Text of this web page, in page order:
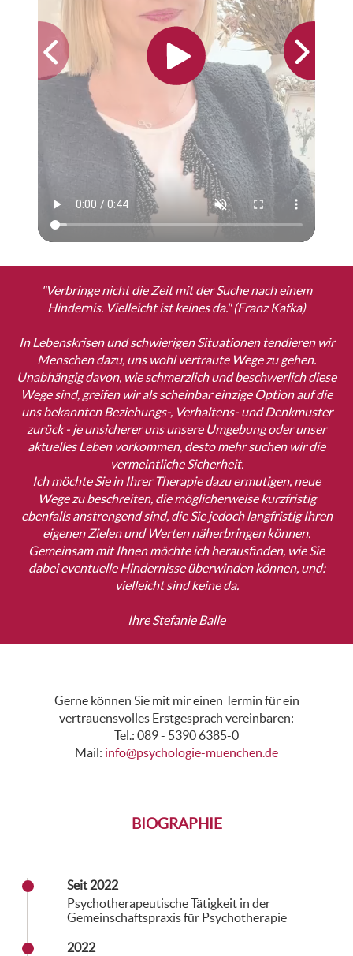
"Verbringe nicht die Zeit mit der Suche nach einem
Hindernis. Vielleicht ist keines da." (Franz Kafka)
In Lebenskrisen und schwierigen Situationen tendieren wir
Menschen dazu, uns wohl vertraute Wege zu gehen.
Unabhängig davon, wie schmerzlich und beschwerlich diese
Wege sind, greifen wir als scheinbar einzige Option auf die
uns bekannten Beziehungs-, Verhaltens- und Denkmuster
zurück - je unsicherer uns unsere Umgebung oder unser
aktuelles Leben vorkommen, desto mehr suchen wir die
vermeintliche Sicherheit.
Ich möchte Sie in Ihrer Therapie dazu ermutigen, neue
Wege zu beschreiten, die möglicherweise kurzfristig
ebenfalls anstrengend sind, die Sie jedoch langfristig Ihren
eigenen Zielen und Werten näherbringen können.
Gemeinsam mit Ihnen möchte ich herausfinden, wie Sie
dabei eventuelle Hindernisse überwinden können, und:
vielleicht sind keine da.
Ihre Stefanie Balle
Gerne können Sie mit mir einen Termin für ein
vertrauensvolles Erstgespräch vereinbaren:
Tel.: 089 - 5390 6385-0
Mail: info@psychologie-muenchen.de
BIOGRAPHIE
Seit 2022
Psychotherapeutische Tätigkeit in der
Gemeinschaftspraxis für Psychotherapie
2022